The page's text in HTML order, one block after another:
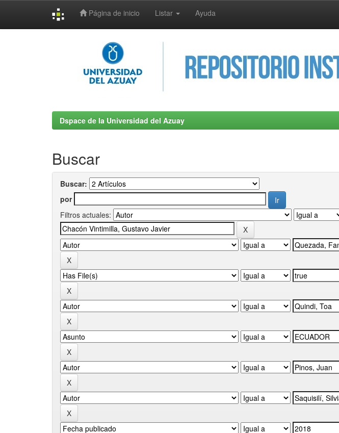
Página de inicio Listar Ayuda
Dspace de la Universidad del Azuay
Buscar
Buscar:
por
Filtros actuales: